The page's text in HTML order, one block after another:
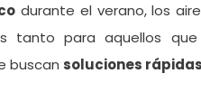
durante el verano, los
tanto para aquellos
buscan soluciones